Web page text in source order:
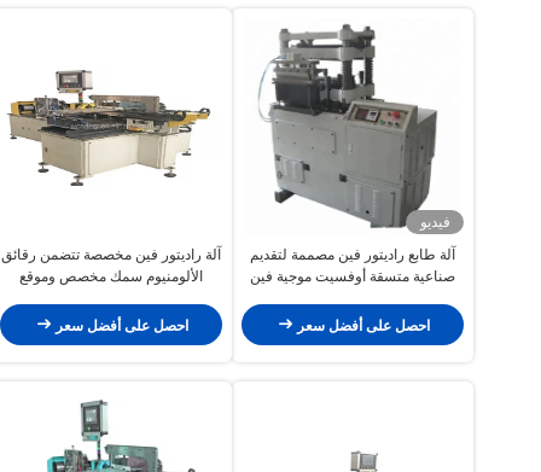
فيديو
آلة طابع راديتور فين مصممة لتقديم
صناعية متسقة أوفسيت موجية فين
احصل على أفضل سعر
آلة راديتور فين مخصصة تتضمن رقائق
الألومنيوم سمك مخصص وموقع
احصل على أفضل سعر